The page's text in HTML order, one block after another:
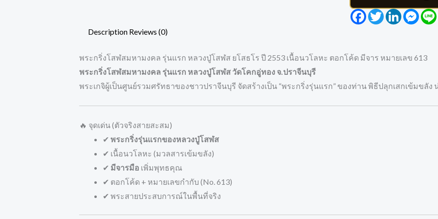
Facebook
TwitterLinkedIn
Description Reviews (0)
พระกริ่งโสฬสมหามงคล รุ่นแรก หลวงปู่โสฬส ยโสธโร ปี 2553 เนื้อนวโลหะ ตอกโค้ด มีจาร หมายเลข 613
พระกริ่งโสฬสมหามงคล รุ่นแรก หลวงปู่โสฬส วัดโคกอู่ทอง จ.ปราจีนบุรี
พระเกจิผู้เป็นศูนย์รวมศรัทธาของชาวปราจีนบุรี จัดสร้างเป็น “พระกริ่งรุ่นแรก” ของท่าน พิธีปลุกเสกเข้มขลัง
🔥 จุดเด่น (ตัวจริงสายสะสม)
✔ พระกริ่งรุ่นแรกของหลวงปู่โสฬส
✔ เนื้อนวโลหะ (มวลสารเข้มขลัง)
✔ มีจารมือ เพิ่มพุทธคุณ
✔ ตอกโค้ด + หมายเลขกำกับ (No. 613)
✔ พระสายประสบการณ์ในพื้นที่จริง